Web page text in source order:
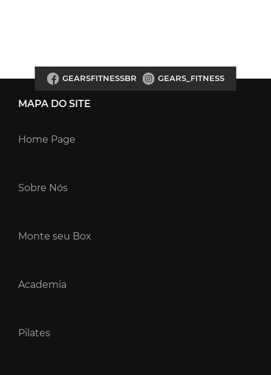
GEARSFITNESSBR GEARS_FITNESS
MAPA DO SITE
Home Page
Sobre Nós
Monte seu Box
Academia
Pilates